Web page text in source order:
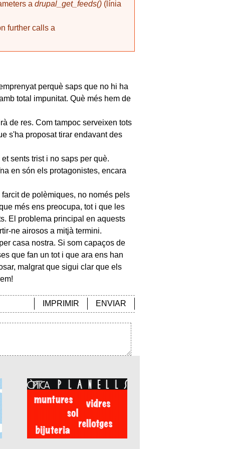
a drupal_get_feeds() (línia
further calls a
perquè saps que no hi ha
total impunitat. Què més hem de
de res. Com tampoc serveixen tots
s'ha proposat tirar endavant des
sents trist i no saps per què.
en són els protagonistes, encara
de polèmiques, no només pels
més ens preocupa, tot i que les
El problema principal en aquests
ne airosos a mitjà termini.
casa nostra. Si som capaços de
que fan un tot i que ara ens han
malgrat que sigui clar que els
ENVIAR
IMPRIMIR